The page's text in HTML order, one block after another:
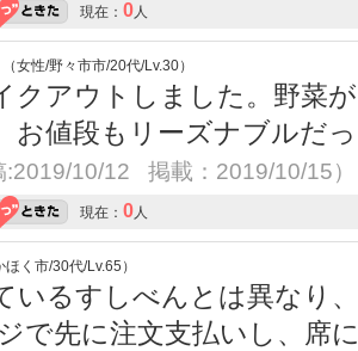
現在： 0人
女性/野々市市/20代/Lv.30）
クアウトしました。野菜
お値段もリーズナブルだ
:2019/10/12 掲載：2019/10/15）
現在： 0人
く市/30代/Lv.65）
いるすしべんとは異なり
で先に注文支払いし、席